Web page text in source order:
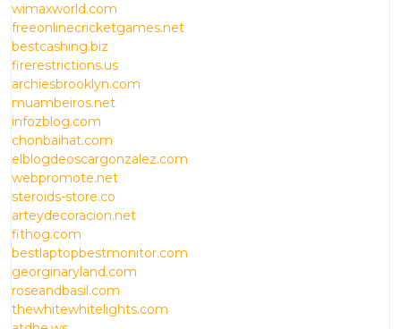
wimaxworld.com
freeonlinecricketgames.net
bestcashing.biz
firerestrictions.us
archiesbrooklyn.com
muambeiros.net
infozblog.com
chonbaihat.com
elblogdeoscargonzalez.com
webpromote.net
steroids-store.co
arteydecoracion.net
fithog.com
bestlaptopbestmonitor.com
georginaryland.com
roseandbasil.com
thewhitewhitelights.com